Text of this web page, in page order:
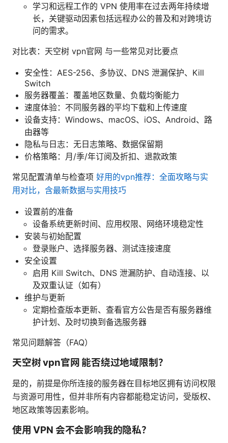
学习和远程工作的 VPN 使用率在过去两年持续增
长，关键驱动因素包括远程办公的普及和对跨境访
问的需求。
对比表：天空树 vpn官网 与一些常见对比要点
安全性：AES-256、多协议、DNS 泄漏保护、Kill
Switch
服务器覆盖：覆盖地区数量、负载均衡能力
速度体验：不同服务器的平均下载和上传速度
设备支持：Windows、macOS、iOS、Android、路
由器等
隐私与日志：无日志策略、数据保留期
价格策略：月/季/年订阅及折扣、退款政策
常见配置清单与检查项 好用的vpn推荐：全面攻略与实
用对比，含最新数据与实用技巧
设置前的准备
设备系统更新时间、应用权限、网络环境稳定性
安装与初始配置
登录账户、选择服务器、测试连接速度
安全设置
启用 Kill Switch、DNS 泄漏防护、自动连接、以
及双重认证（如有）
维护与更新
定期检查版本更新、查看官方公告是否有服务器维
护计划、及时切换到备选服务器
常见问题解答（FAQ）
天空树 vpn官网 能否绕过地域限制？
是的，前提是你所连接的服务器在目标地区拥有访问权限
与资源可用性，但并非所有内容都能稳定访问，受版权、
地区政策等因素影响。
使用 VPN 会不会影响我的隐私？